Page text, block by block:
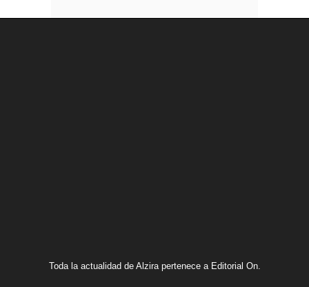
Toda la actualidad de Alzira pertenece a Editorial On.